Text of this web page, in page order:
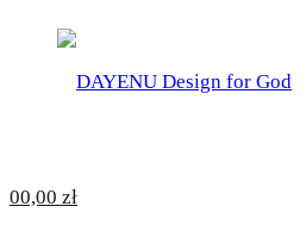
DAYENU
00,00 zł